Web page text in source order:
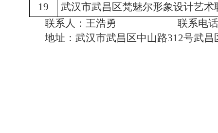
19
武汉市武昌区梵魅尔形象设计艺术
联系人：王浩勇 联系电话：
地址：武汉市武昌区中山路312号武